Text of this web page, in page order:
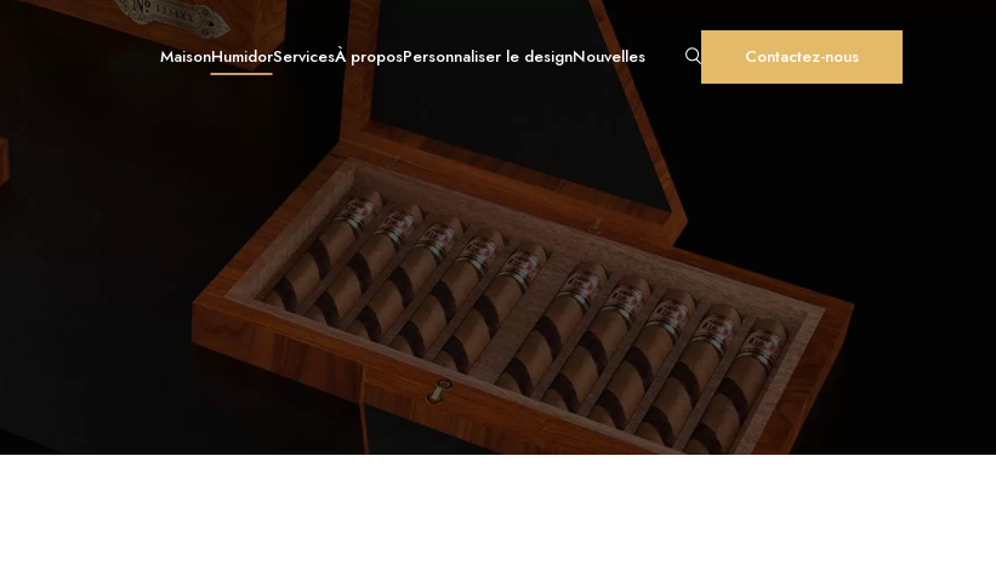
MaisonHumidor
caves à cigares
ServicesÀ proposPersonnaliser le designNouvelles Contactez-nous